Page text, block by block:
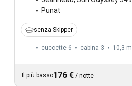
Punat
senza Skipper
cuccette 6 cabina 3 10,3 m
Il più basso176 € / notte